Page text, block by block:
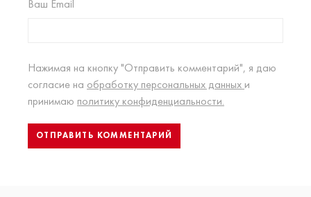
Ваш Email
Нажимая на кнопку "Отправить комментарий", я даю
согласие на обработку персональных данных и
принимаю политику конфиденциальности.